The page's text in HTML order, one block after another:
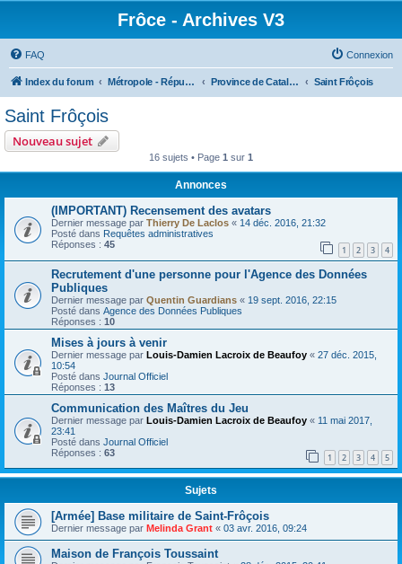
Frôce - Archives V3
FAQ Connexion
Index du forum Métropole - République Frôceuse Province de Catalogne Saint Frôçois
Saint Frôçois
Nouveau sujet
16 sujets • Page 1 sur 1
Annonces
(IMPORTANT) Recensement des avatars
Dernier message par Thierry De Laclos « 14 déc. 2016, 21:32
Posté dans Requêtes administratives
Réponses : 45 1 2 3 4
Recrutement d'une personne pour l'Agence des Données
Publiques
Dernier message par Quentin Guardians « 19 sept. 2016, 22:15
Posté dans Agence des Données Publiques
Réponses : 10
Mises à jours à venir
Dernier message par Louis-Damien Lacroix de Beaufoy « 27 déc. 2015,
10:54
Posté dans Journal Officiel
Réponses : 13
Communication des Maîtres du Jeu
Dernier message par Louis-Damien Lacroix de Beaufoy « 11 mai 2017,
23:41
Posté dans Journal Officiel
Réponses : 63 1 2 3 4 5
Sujets
[Armée] Base militaire de Saint-Frôçois
Dernier message par Melinda Grant « 03 avr. 2016, 09:24
Maison de François Toussaint